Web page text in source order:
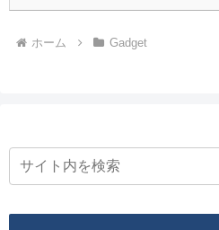
ホーム Gadget